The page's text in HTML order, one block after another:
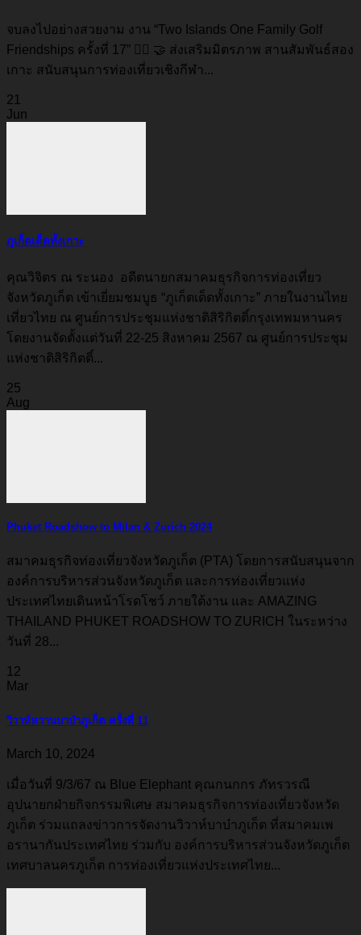
จบลงไปอย่างสวยงาม งาน “Two Islands One Family Golf
Friendships ครั้งที่ 17” 🏌️‍♂️ 🤝 ส่งเสริมมิตรภาพ สานสัมพันธ์สอง
เกาะ สนับสนุนการท่องเที่ยวเชิงกีฬา...
21
Jun
ภูเก็ตเด็ดทั้งเกาะ
คุณวิจิตร ณ ระนอง อดีตนายกสมาคมธุรกิจการท่องเที่ยว
จังหวัดภูเก็ต เข้าเยี่ยมชมบูธ “ภูเก็ตเด็ดทั้งเกาะ” ภายในงานไทย
เที่ยวไทย ณ ศูนย์การประชุมแห่งชาติสิริกิตติ์กรุงเทพมหานคร
โดยงานจัดตั้งแต่วันที่ 22-25 สิงหาคม 2567 ณ ศูนย์การประชุม
แห่งชาติสิริกิตติ์...
25
Aug
Phuket Roadshow to Milan & Zurich 2024
สมาคมธุรกิจท่องเที่ยวจังหวัดภูเก็ต (PTA) โดยการสนับสนุนจาก
องค์การบริหารส่วนจังหวัดภูเก็ต และการท่องเที่ยวแห่ง
ประเทศไทยเดินหน้าโรดโชว์ ภายใต้งาน และ AMAZING
THAILAND PHUKET ROADSHOW TO ZURICH ในระหว่าง
วันที่ 28...
12
Mar
วิวาห์หวานบาบ๋าภูเก็ต ครั้งที่ 11
March 10, 2024
เมื่อวันที่ 9/3/67 ณ Blue Elephant คุณกนกกร ภัทรวรณี
อุปนายกฝ่ายกิจกรรมพิเศษ สมาคมธุรกิจการท่องเที่ยวจังหวัด
ภูเก็ต ร่วมแถลงข่าวการจัดงานวิวาห์บาบ๋าภูเก็ต ที่สมาคมเพ
อรานากันประเทศไทย ร่วมกับ องค์การบริหารส่วนจังหวัดภูเก็ต
เทศบาลนครภูเก็ต การท่องเที่ยวแห่งประเทศไทย...